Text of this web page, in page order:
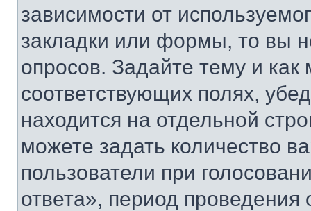
зависимости от
закладки или формы, то вы
опросов. Задайте тему и
соответствующих полях,
находится на отдельной
можете задать количество
пользователи при
ответа», период проведения